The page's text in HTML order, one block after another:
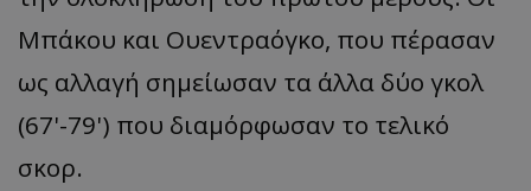
Μπάκου και Ουεντραόγκο, που πέρασαν
ως αλλαγή σημείωσαν τα άλλα δύο γκολ
(67'-79') που διαμόρφωσαν το τελικό
σκορ.